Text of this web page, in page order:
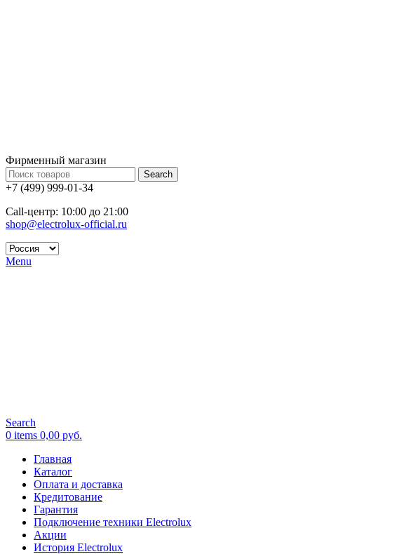
Фирменный магазин
Search
+7 (499) 999-01-34
Call-центр: 10:00 до 21:00
shop@electrolux-official.ru
Menu
Search
0 items 0,00 руб.
Главная
Каталог
Оплата и доставка
Кредитование
Гарантия
Подключение техники Electrolux
Акции
История Electrolux